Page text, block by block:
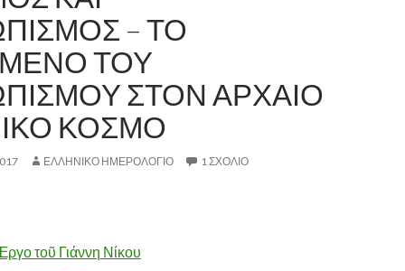
– ΤΟ
ΤΟΥ
ΣΤΟΝ ΑΡΧΑΙΟ
ΚΟΣΜΟ
ΕΛΛΗΝΙΚΟ ΗΜΕΡΟΛΟΓΙΟ 1 ΣΧΌΛΙΟ